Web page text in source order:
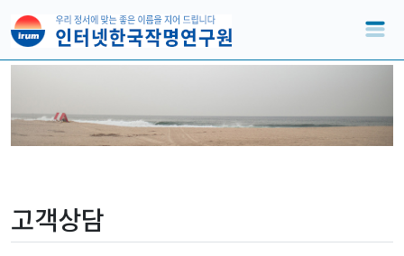
고객상담